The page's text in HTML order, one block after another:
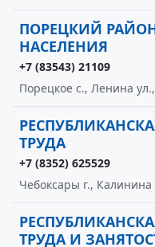
ПОРЕЦКИЙ
НАСЕЛЕНИЯ
+7 (83543) 21109
Порецкое с., Ленина
ТРУДА
+7 (8352) 625529
Чебоксары г., Калинина
ТРУДА И